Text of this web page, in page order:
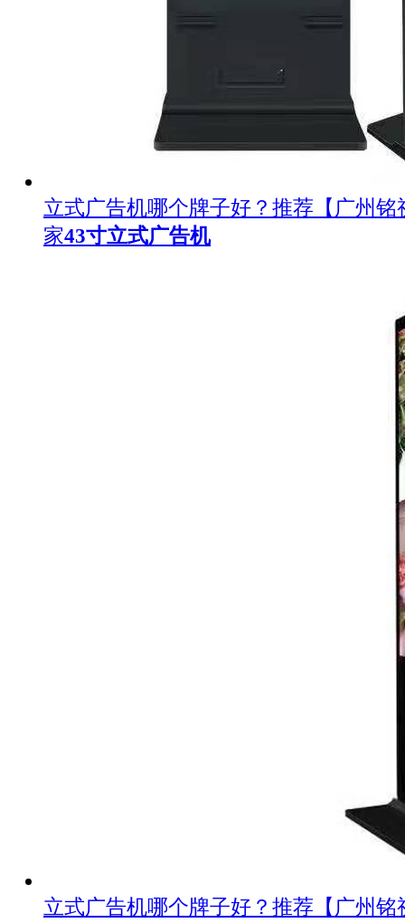
立式广告机哪个牌子好？推荐【广州铭
家43寸立式广告机
立式广告机哪个牌子好？推荐【广州铭